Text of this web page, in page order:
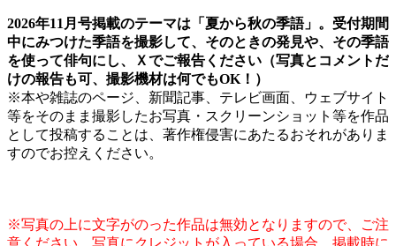
2026年11月号掲載のテーマは「夏から秋の季語」。受付期間
中にみつけた季語を撮影して、そのときの発見や、その季語
を使って俳句にし、Ｘでご報告ください（写真とコメントだ
けの報告も可、撮影機材は何でもOK！）
※本や雑誌のページ、新聞記事、テレビ画面、ウェブサイト
等をそのまま撮影したお写真・スクリーンショット等を作品
として投稿することは、著作権侵害にあたるおそれがありま
すのでお控えください。
※写真の上に文字がのった作品は無効となりますので、ご注